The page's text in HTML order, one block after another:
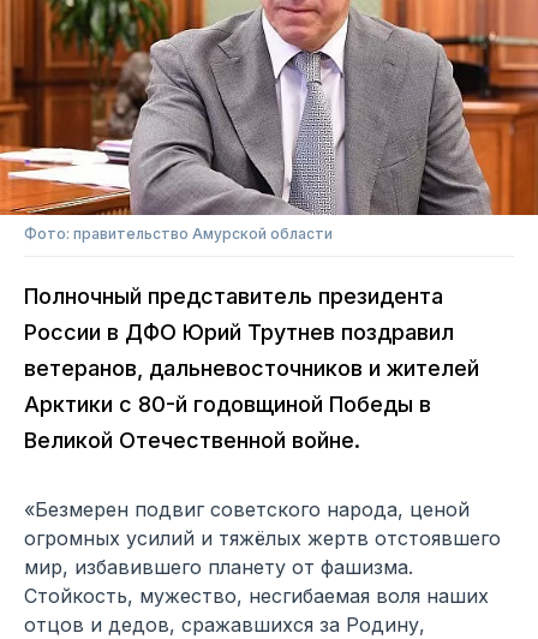
Фото: правительство Амурской области
Полночный представитель президента
России в ДФО Юрий Трутнев поздравил
ветеранов, дальневосточников и жителей
Арктики с 80-й годовщиной Победы в
Великой Отечественной войне.
«Безмерен подвиг советского народа, ценой
огромных усилий и тяжёлых жертв отстоявшего
мир, избавившего планету от фашизма.
Стойкость, мужество, несгибаемая воля наших
отцов и дедов, сражавшихся за Родину,